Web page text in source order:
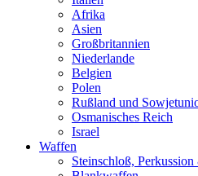
Afrika
Asien
Großbritannien
Niederlande
Belgien
Polen
Rußland und
Osmanisches Reich
Israel
Waffen
Steinschloß,